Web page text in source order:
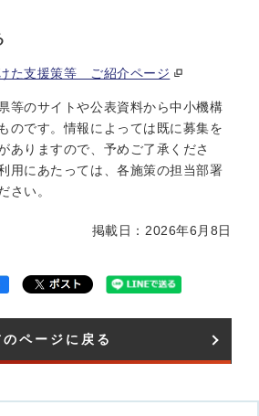
た支援策等 ご紹介ページ
等のサイトや公表資料から中小機構
のです。情報によっては既に募集を
ありますので、予めご了承くださ
用にあたっては、各施策の担当部署
さい。
掲載日：2026年6月8日
のページに戻る